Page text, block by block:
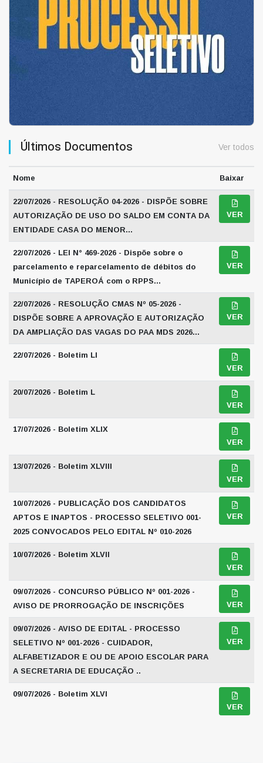
Últimos Documentos Ver todos
Nome Baixar
22/07/2026 - RESOLUÇÃO 04-2026 - DISPÕE SOBRE
AUTORIZAÇÃO DE USO DO SALDO EM CONTA DA
ENTIDADE CASA DO MENOR...
VER
22/07/2026 - LEI N° 469-2026 - Dispõe sobre o
parcelamento e reparcelamento de débitos do
Município de TAPEROÁ com o RPPS...
VER
22/07/2026 - RESOLUÇÃO CMAS Nº 05-2026 -
DISPÕE SOBRE A APROVAÇÃO E AUTORIZAÇÃO
DA AMPLIAÇÃO DAS VAGAS DO PAA MDS 2026...
VER
22/07/2026 - Boletim LI
VER
20/07/2026 - Boletim L
VER
17/07/2026 - Boletim XLIX
VER
13/07/2026 - Boletim XLVIII
VER
10/07/2026 - PUBLICAÇÃO DOS CANDIDATOS
APTOS E INAPTOS - PROCESSO SELETIVO 001-
2025 CONVOCADOS PELO EDITAL Nº 010-2026
VER
10/07/2026 - Boletim XLVII
VER
09/07/2026 - CONCURSO PÚBLICO Nº 001-2026 -
AVISO DE PRORROGAÇÃO DE INSCRIÇÕES
VER
09/07/2026 - AVISO DE EDITAL - PROCESSO
SELETIVO Nº 001-2026 - CUIDADOR,
ALFABETIZADOR E OU DE APOIO ESCOLAR PARA
A SECRETARIA DE EDUCAÇÃO ..
VER
09/07/2026 - Boletim XLVI
VER